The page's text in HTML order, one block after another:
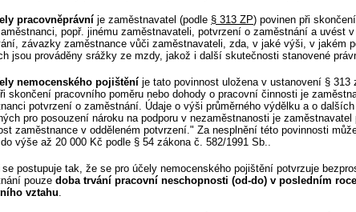
pracovněprávní je zaměstnavatel (podle § 313 ZP) povinen při
popř. jinému zaměstnavateli, potvrzení o zaměstnání a uvést
závazky zaměstnance vůči zaměstnavateli, zda, v jaké výši, v jakém
jsou prováděny srážky ze mzdy, jakož i další skutečnosti stanovené
nemocenského pojištění je tato povinnost uložena v ustanovení § 313
skončení pracovního poměru nebo dohody o pracovní činnosti je
potvrzení o zaměstnání. Údaje o výši průměrného výdělku a o
pro posouzení nároku na podporu v nezaměstnanosti je zaměstnavatel
zaměstnance v odděleném potvrzení." Za nesplnění této povinnosti
výše až 20 000 Kč podle § 54 zákona č. 582/1991 Sb..
postupuje tak, že se pro účely nemocenského pojištění potvrzuje
pouze doba trvání pracovní neschopnosti (od-do) v posledním
vztahu.